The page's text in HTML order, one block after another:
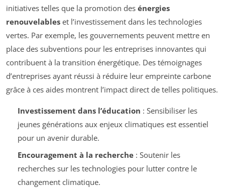
initiatives telles que la promotion des énergies
renouvelables et l’investissement dans les technologies
vertes. Par exemple, les gouvernements peuvent mettre en
place des subventions pour les entreprises innovantes qui
contribuent à la transition énergétique. Des témoignages
d’entreprises ayant réussi à réduire leur empreinte carbone
grâce à ces aides montrent l’impact direct de telles politiques.
Investissement dans l’éducation : Sensibiliser les
jeunes générations aux enjeux climatiques est essentiel
pour un avenir durable.
Encouragement à la recherche: Soutenir les
recherches sur les technologies pour lutter contre le
changement climatique.